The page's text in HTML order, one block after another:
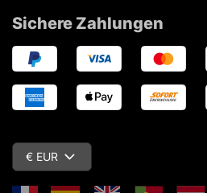
Sichere Zahlungen
€ EUR